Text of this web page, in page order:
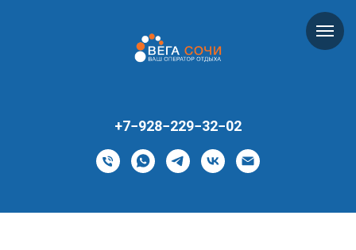
+7−928−229−32−02